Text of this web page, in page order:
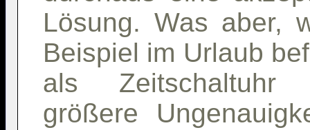
Lösung. Was aber,
Beispiel im Urlaub
als Zeitschaltuhr
größere